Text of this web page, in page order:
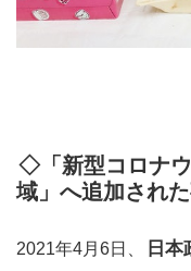
◇「新型コロナ
域」へ追加され
2021年4月6日、
日